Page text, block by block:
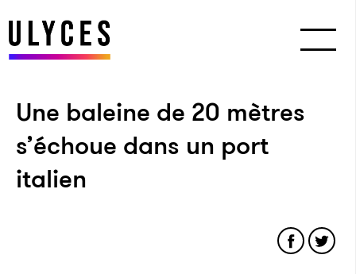
Une baleine de 20 mètres
s’échoue dans un port
italien